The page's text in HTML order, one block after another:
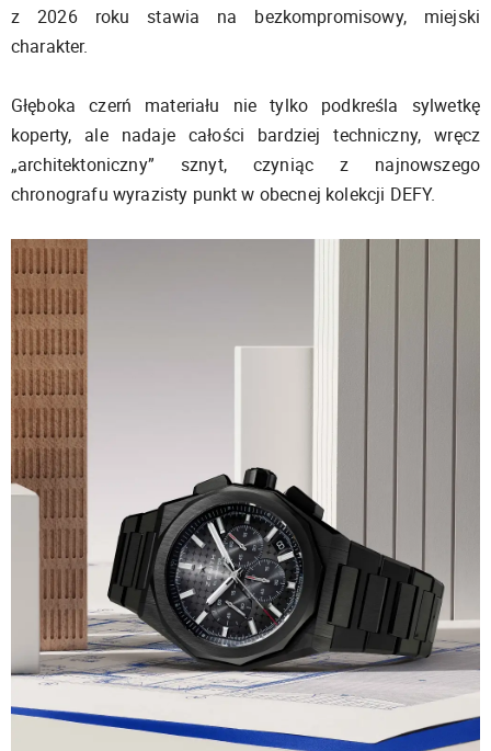
z 2026 roku stawia na bezkompromisowy, miejski
charakter.
Głęboka czerń materiału nie tylko podkreśla sylwetkę
koperty, ale nadaje całości bardziej techniczny, wręcz
„architektoniczny” sznyt, czyniąc z najnowszego
chronografu wyrazisty punkt w obecnej kolekcji DEFY.